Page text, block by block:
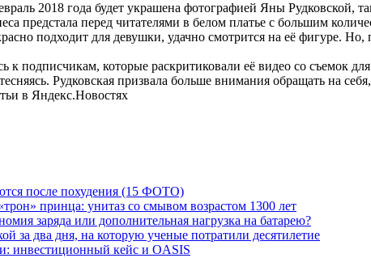
2018 года будет украшена фотографией Яны Рудковской,
предстала перед читателями в белом платье с большим
подходит для девушки, удачно смотрится на её фигуре.
к подписчикам, которые раскритиковали её видео со съемок
Рудковская призвала больше внимания обращать на
в Яндекс.Новостях
после похудения (15 ФОТО)
принца: унитаз со смывом возрастом 1300 лет
заряда или дополнительная нагрузка на батарею?
за два дня, на которую ученые потратили десятилетие
инвестиционный кейс и OASIS